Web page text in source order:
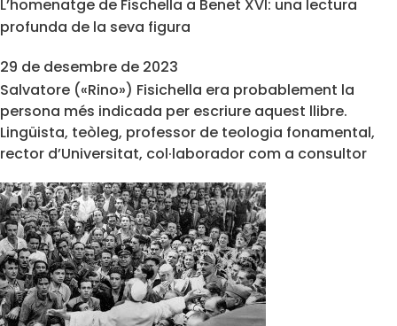
L’homenatge de Fischella a Benet XVI: una lectura
profunda de la seva figura
29 de desembre de 2023
Salvatore («Rino») Fisichella era probablement la
persona més indicada per escriure aquest llibre.
Lingüista, teòleg, professor de teologia fonamental,
rector d’Universitat, col·laborador com a consultor